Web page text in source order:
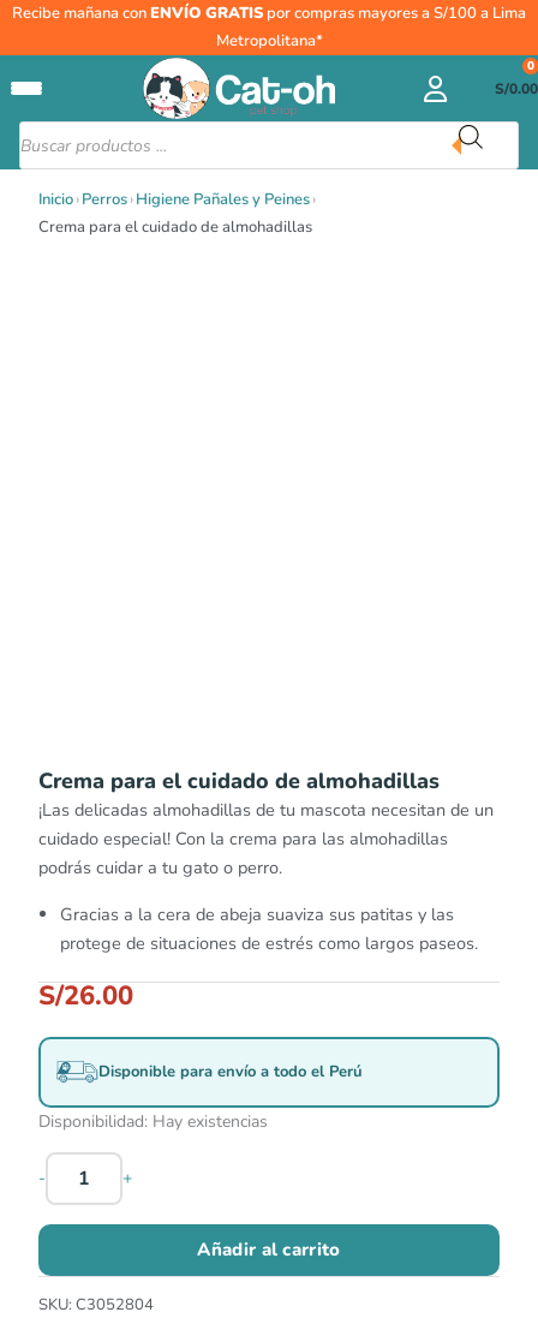
Recibe mañana conENVÍO GRATIS por compras mayores a S/100 a Lima
Metropolitana*
Búsqueda
de
productos
S/0.00
0
Inicio›Perros›Higiene Pañales y Peines›
Crema para el cuidado de almohadillas
Crema para el cuidado de almohadillas
¡Las delicadas almohadillas de tu mascota necesitan de un
cuidado especial! Con la crema para las almohadillas
podrás cuidar a tu gato o perro.
Gracias a la cera de abeja suaviza sus patitas y las
protege de situaciones de estrés como largos paseos.
S/26.00
Disponible para envío a todo el Perú
Disponibilidad: Hay existencias
-
Crema
cuidado
de
almohadillas
+
Añadir al carrito
SKU: C3052804